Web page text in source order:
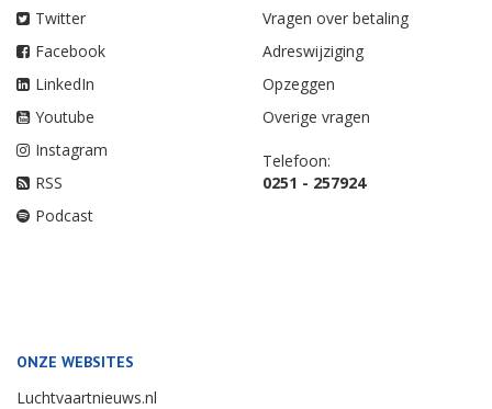
Twitter
Facebook
LinkedIn
Youtube
Instagram
RSS
Podcast
Vragen over betaling
Adreswijziging
Opzeggen
Overige vragen
Telefoon:
0251 - 257924
ONZE WEBSITES
Luchtvaartnieuws.nl